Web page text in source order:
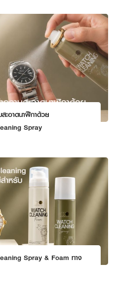
ะอาดนาฬิกาด้วย
Spray
Spray & Foam ทาง